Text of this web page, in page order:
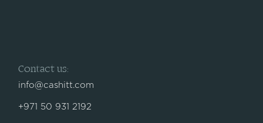
Contact us:
info@cashitt.com
+971 50 931 2192